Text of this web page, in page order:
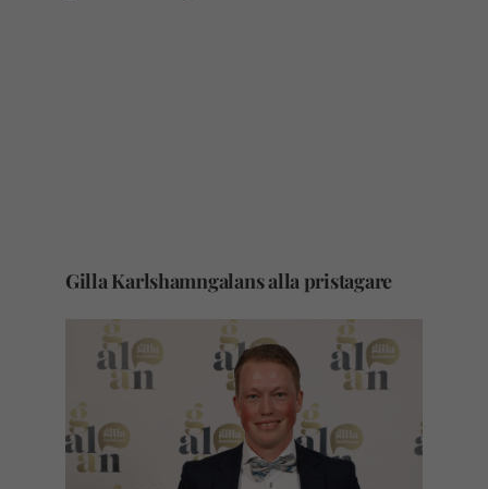
Gilla Karlshamngalans alla pristagare